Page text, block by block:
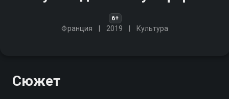
6+
Франция 2019 Культура
Сюжет